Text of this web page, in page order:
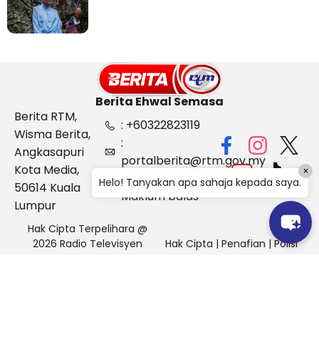
Berita Ehwal Semasa
Berita RTM,
Wisma Berita,
Angkasapuri
Kota Media,
50614 Kuala
Lumpur
: +60322823119
:
portalberita@rtm.gov.my
: Aduan &
Maklum balas
Hak Cipta Terpelihara @
2026 Radio Televisyen
Hak Cipta | Penafian | Polisi
Helo! Tanyakan apa sahaja kepada saya.
×